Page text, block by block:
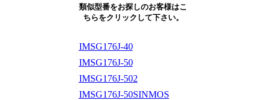
類似型番をお探しのお客様はこ
ちらをクリックして下さい。
IMSG176J-40
IMSG176J-50
IMSG176J-502
IMSG176J-50SINMOS